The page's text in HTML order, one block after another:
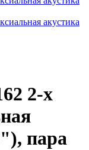
2-х
пара